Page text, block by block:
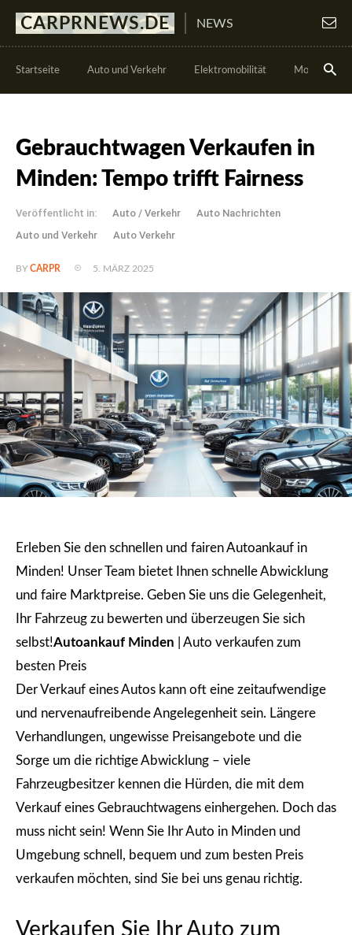
CARPRNEWS.DE NEWS
Startseite Auto und Verkehr Elektromobilität Motorsport
Gebrauchtwagen Verkaufen in
Minden: Tempo trifft Fairness
Veröffentlicht in: Auto / Verkehr
Auto Nachrichten
Auto und Verkehr
Auto Verkehr
BY CARPR 5. MÄRZ 2025
Erleben Sie den schnellen und fairen Autoankauf in
Minden! Unser Team bietet Ihnen schnelle Abwicklung
und faire Marktpreise. Geben Sie uns die Gelegenheit,
Ihr Fahrzeug zu bewerten und überzeugen Sie sich
selbst!Autoankauf Minden | Auto verkaufen zum
besten Preis
Der Verkauf eines Autos kann oft eine zeitaufwendige
und nervenaufreibende Angelegenheit sein. Längere
Verhandlungen, ungewisse Preisangebote und die
Sorge um die richtige Abwicklung – viele
Fahrzeugbesitzer kennen die Hürden, die mit dem
Verkauf eines Gebrauchtwagens einhergehen. Doch das
muss nicht sein! Wenn Sie Ihr Auto in Minden und
Umgebung schnell, bequem und zum besten Preis
verkaufen möchten, sind Sie bei uns genau richtig.
Verkaufen Sie Ihr Auto zum